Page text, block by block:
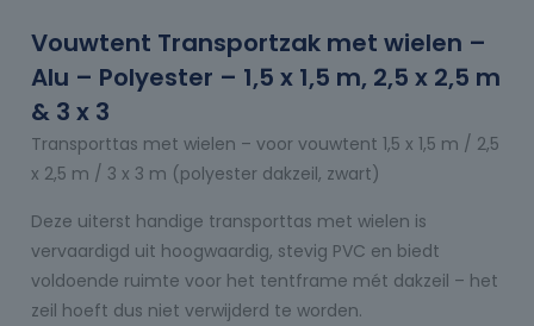
Vouwtent Transportzak met wielen –
Alu – Polyester – 1,5 x 1,5 m, 2,5 x 2,5 m
& 3 x 3
Transporttas met wielen – voor vouwtent 1,5 x 1,5 m / 2,5
x 2,5 m / 3 x 3 m (polyester dakzeil, zwart)
Deze uiterst handige transporttas met wielen is
vervaardigd uit hoogwaardig, stevig PVC en biedt
voldoende ruimte voor het tentframe mét dakzeil – het
zeil hoeft dus niet verwijderd te worden.